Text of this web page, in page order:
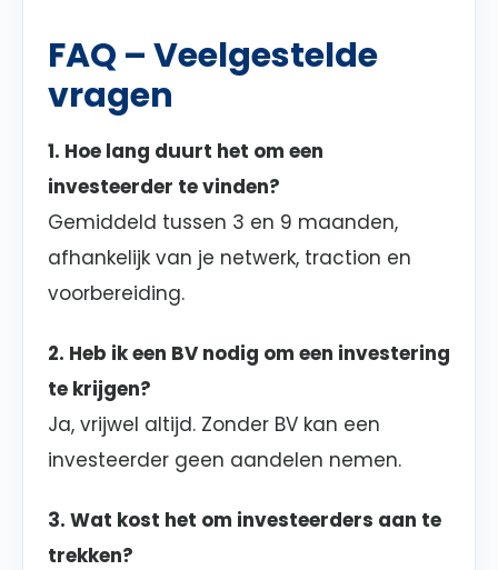
FAQ – Veelgestelde
vragen
1. Hoe lang duurt het om een
investeerder te vinden?
Gemiddeld tussen 3 en 9 maanden,
afhankelijk van je netwerk, traction en
voorbereiding.
2. Heb ik een BV nodig om een investering
te krijgen?
Ja, vrijwel altijd. Zonder BV kan een
investeerder geen aandelen nemen.
3. Wat kost het om investeerders aan te
trekken?